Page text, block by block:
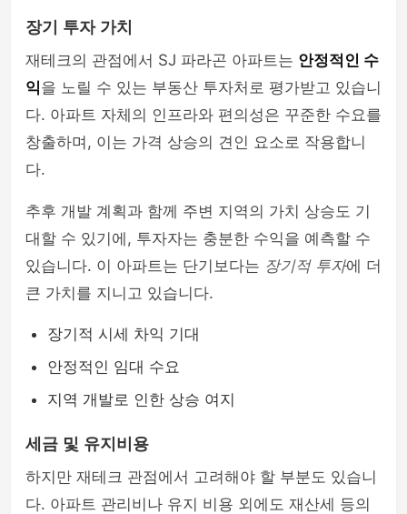
장기 투자 가치
재테크의 관점에서 SJ 파라곤 아파트는 안정적인 수
익을 노릴 수 있는 부동산 투자처로 평가받고 있습니
다. 아파트 자체의 인프라와 편의성은 꾸준한 수요를
창출하며, 이는 가격 상승의 견인 요소로 작용합니
다.
추후 개발 계획과 함께 주변 지역의 가치 상승도 기
대할 수 있기에, 투자자는 충분한 수익을 예측할 수
있습니다. 이 아파트는 단기보다는 장기적 투자에 더
큰 가치를 지니고 있습니다.
장기적 시세 차익 기대
안정적인 임대 수요
지역 개발로 인한 상승 여지
세금 및 유지비용
하지만 재테크 관점에서 고려해야 할 부분도 있습니
다. 아파트 관리비나 유지 비용 외에도 재산세 등의